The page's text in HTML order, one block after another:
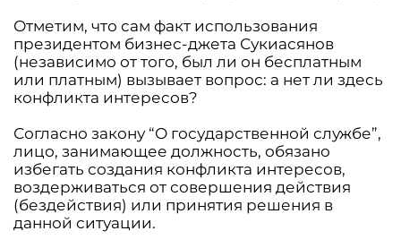
Отметим, что сам факт использования
президентом бизнес-джета Сукиасянов
(независимо от того, был ли он бесплатным
или платным) вызывает вопрос: а нет ли здесь
конфликта интересов?
Согласно закону “О государственной службе”,
лицо, занимающее должность, обязано
избегать создания конфликта интересов,
воздерживаться от совершения действия
(бездействия) или принятия решения в
данной ситуации.